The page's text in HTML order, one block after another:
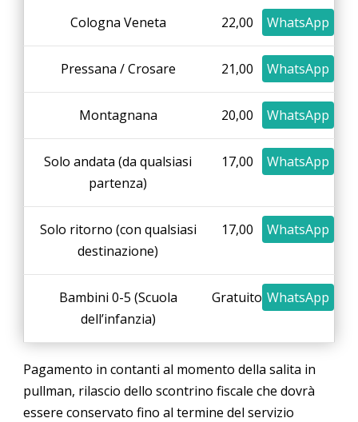
Cologna Veneta 22,00 WhatsApp
Pressana / Crosare 21,00 WhatsApp
Montagnana 20,00 WhatsApp
Solo andata (da qualsiasi
partenza)
17,00 WhatsApp
Solo ritorno (con qualsiasi
destinazione)
17,00 WhatsApp
Bambini 0-5 (Scuola
dell’infanzia)
Gratuito WhatsApp
Pagamento in contanti al momento della salita in
pullman, rilascio dello scontrino fiscale che dovrà
essere conservato fino al termine del servizio